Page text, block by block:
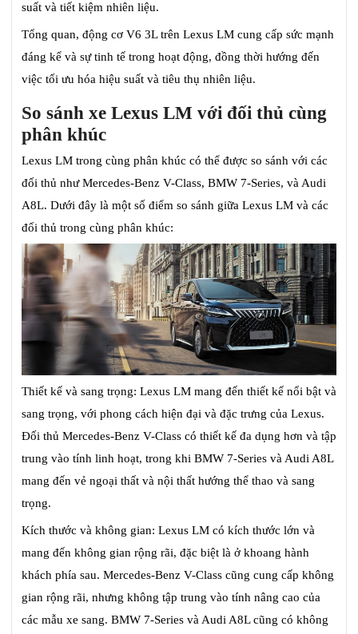
suất và tiết kiệm nhiên liệu.
Tổng quan, động cơ V6 3L trên Lexus LM cung cấp sức mạnh
đáng kể và sự tinh tế trong hoạt động, đồng thời hướng đến
việc tối ưu hóa hiệu suất và tiêu thụ nhiên liệu.
So sánh xe Lexus LM với đối thủ cùng
phân khúc
Lexus LM trong cùng phân khúc có thể được so sánh với các
đối thủ như Mercedes-Benz V-Class, BMW 7-Series, và Audi
A8L. Dưới đây là một số điểm so sánh giữa Lexus LM và các
đối thủ trong cùng phân khúc:
Thiết kế và sang trọng: Lexus LM mang đến thiết kế nổi bật và
sang trọng, với phong cách hiện đại và đặc trưng của Lexus.
Đối thủ Mercedes-Benz V-Class có thiết kế đa dụng hơn và tập
trung vào tính linh hoạt, trong khi BMW 7-Series và Audi A8L
mang đến vẻ ngoại thất và nội thất hướng thể thao và sang
trọng.
Kích thước và không gian: Lexus LM có kích thước lớn và
mang đến không gian rộng rãi, đặc biệt là ở khoang hành
khách phía sau. Mercedes-Benz V-Class cũng cung cấp không
gian rộng rãi, nhưng không tập trung vào tính nâng cao của
các mẫu xe sang. BMW 7-Series và Audi A8L cũng có không